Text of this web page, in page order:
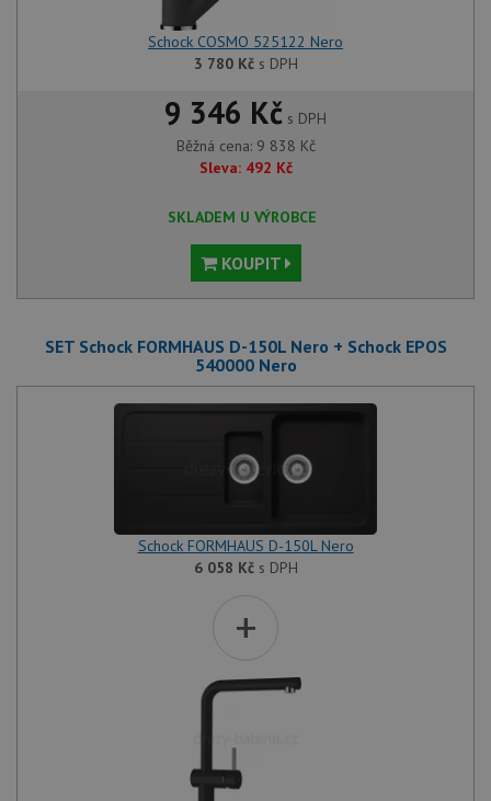
Schock COSMO 525122 Nero
3 780 Kčs DPH
9 346 Kč s DPH
Běžná cena: 9 838 Kč
Sleva: 492 Kč
SKLADEM U VÝROBCE
KOUPIT
SET Schock FORMHAUS D-150L Nero + Schock EPOS
540000 Nero
Schock FORMHAUS D-150L Nero
6 058 Kčs DPH
+